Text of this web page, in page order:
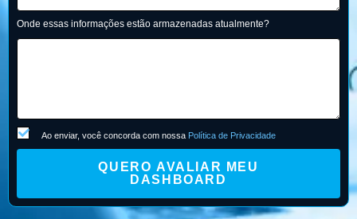
Onde essas informações estão armazenadas atualmente?
Ao enviar, você concorda com nossa Política de Privacidade
QUERO AVALIAR MEU
DASHBOARD